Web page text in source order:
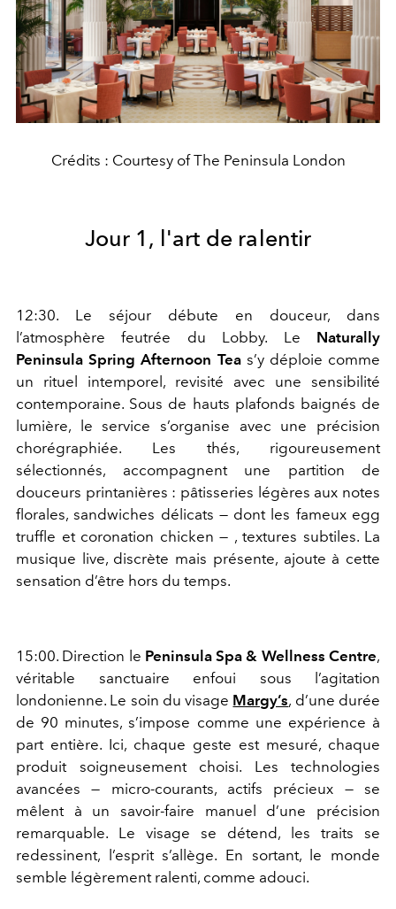
Crédits : Courtesy of The Peninsula London
Jour 1, l'art de ralentir
12:30. Le séjour débute en douceur, dans
l’atmosphère feutrée du Lobby. Le Naturally
Peninsula Spring Afternoon Teas’y déploie comme
un rituel intemporel, revisité avec une sensibilité
contemporaine. Sous de hauts plafonds baignés de
lumière, le service s’organise avec une précision
chorégraphiée. Les thés, rigoureusement
sélectionnés, accompagnent une partition de
douceurs printanières : pâtisseries légères aux notes
florales, sandwiches délicats — dont les fameux egg
truffle et coronation chicken — , textures subtiles. La
musique live, discrète mais présente, ajoute à cette
sensation d’être hors du temps.
15:00. Direction le Peninsula Spa & Wellness Centre,
véritable sanctuaire enfoui sous l’agitation
londonienne. Le soin du visage Margy’s, d’une durée
de 90 minutes, s’impose comme une expérience à
part entière. Ici, chaque geste est mesuré, chaque
produit soigneusement choisi. Les technologies
avancées — micro-courants, actifs précieux — se
mêlent à un savoir-faire manuel d’une précision
remarquable. Le visage se détend, les traits se
redessinent, l’esprit s’allège. En sortant, le monde
semble légèrement ralenti, comme adouci.